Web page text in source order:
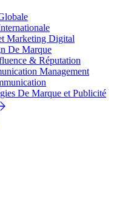
Marketing Digital
De Marque
& Réputation
Management
De Marque et Publicité